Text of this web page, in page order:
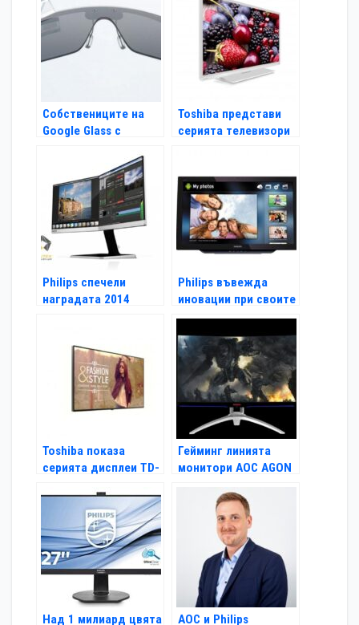
Собствениците на
Google Glass с
Toshiba представи
серията телевизори
Philips спечели
наградата 2014
Philips въвежда
иновации при своите
монитори
Toshiba показа
серията дисплеи TD-
Гейминг линията
монитори AOC AGON
Над 1 милиард цвята AOC и Philips